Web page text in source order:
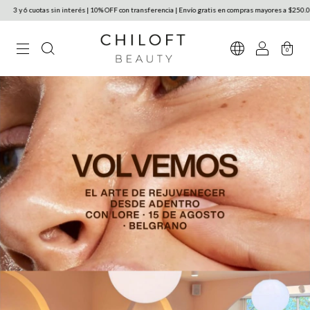
sin interés | 10% OFF con transferencia | Envío gratis en compras mayores a $250.000 en
0